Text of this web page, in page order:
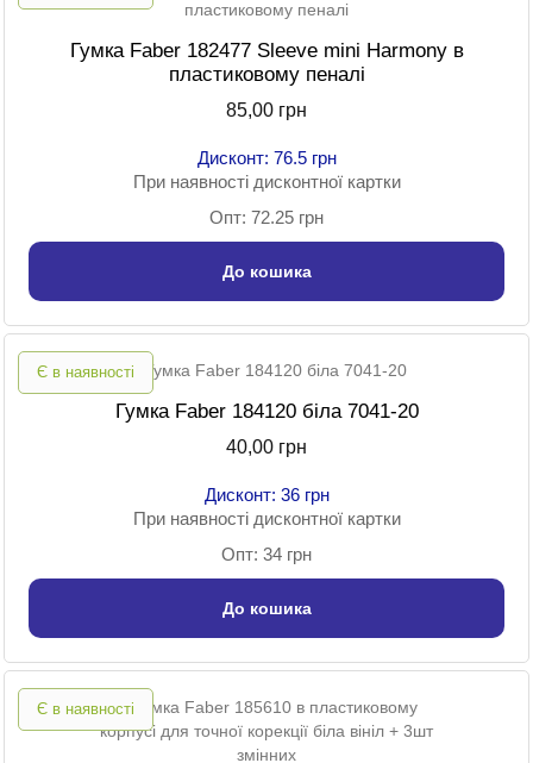
Гумка Faber 182477 Sleeve mini Harmony в
пластиковому пеналі
85,00 грн
Дисконт: 76.5 грн
При наявності дисконтної картки
Опт: 72.25 грн
До кошика
Є в наявності
Гумка Faber 184120 біла 7041-20
40,00 грн
Дисконт: 36 грн
При наявності дисконтної картки
Опт: 34 грн
До кошика
Є в наявності